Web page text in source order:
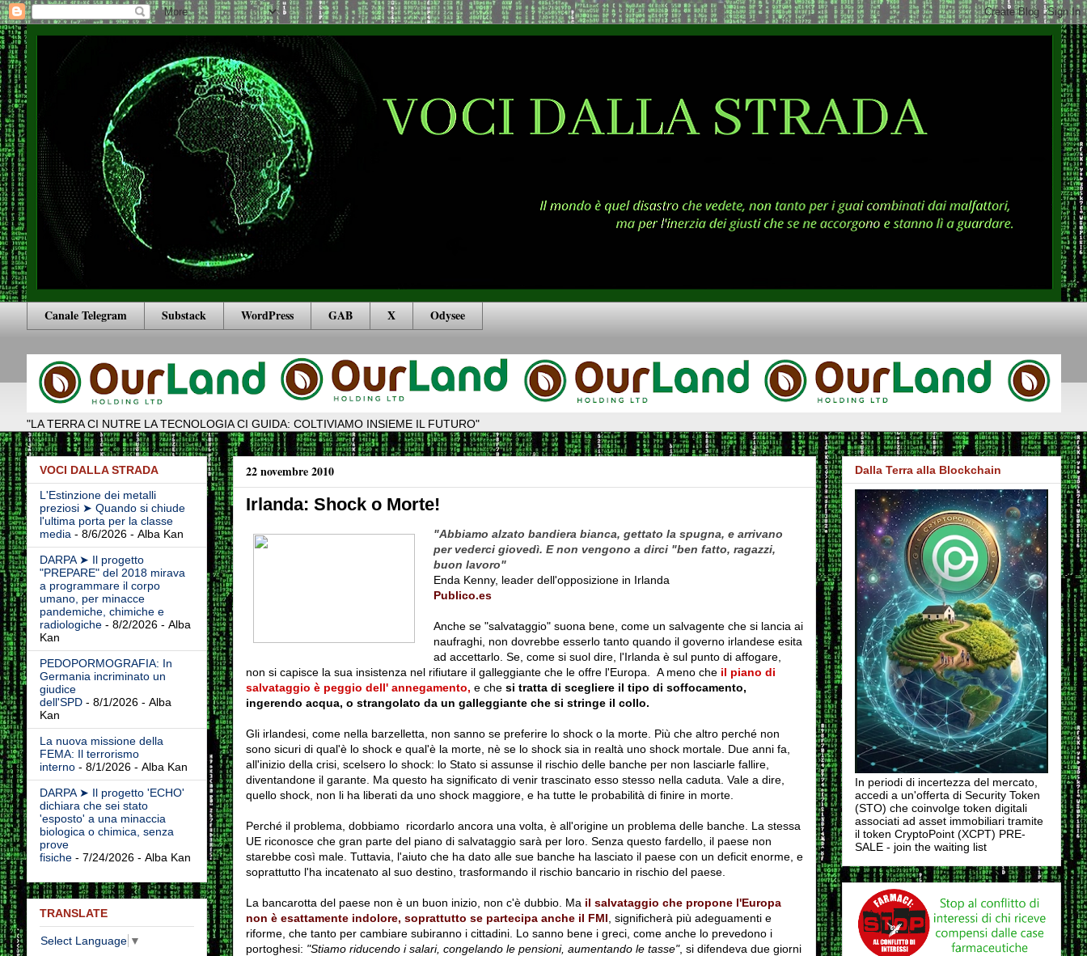
Canale Telegram Substack WordPress GAB X Odysee
"LA TERRA CI NUTRE LA TECNOLOGIA CI GUIDA: COLTIVIAMO INSIEME IL FUTURO"
22 novembre 2010
Irlanda: Shock o Morte!
"Abbiamo alzato bandiera bianca, gettato la spugna, e arrivano
per vederci giovedì. E non vengono a dirci "ben fatto, ragazzi,
buon lavoro"
Enda Kenny, leader dell'opposizione in Irlanda
Publico.es
Anche se "salvataggio" suona bene, come un salvagente che si lancia ai
naufraghi, non dovrebbe esserlo tanto quando il governo irlandese esita
ad accettarlo. Se, come si suol dire, l'Irlanda è sul punto di affogare,
non si capisce la sua insistenza nel rifiutare il galleggiante che le offre l'Europa. A meno cheil piano di
salvataggio è peggio dell' annegamento, e che si tratta di scegliere il tipo di soffocamento,
ingerendo acqua, o strangolato da un galleggiante che si stringe il collo.
Gli irlandesi, come nella barzelletta, non sanno se preferire lo shock o la morte. Più che altro perché non
sono sicuri di qual'è lo shock e qual'è la morte, nè se lo shock sia in realtà uno shock mortale. Due anni fa,
all'inizio della crisi, scelsero lo shock: lo Stato si assunse il rischio delle banche per non lasciarle fallire,
diventandone il garante. Ma questo ha significato di venir trascinato esso stesso nella caduta. Vale a dire,
quello shock, non li ha liberati da uno shock maggiore, e ha tutte le probabilità di finire in morte.
Perché il problema, dobbiamo ricordarlo ancora una volta, è all'origine un problema delle banche. La stessa
UE riconosce che gran parte del piano di salvataggio sarà per loro. Senza questo fardello, il paese non
starebbe così male. Tuttavia, l'aiuto che ha dato alle sue banche ha lasciato il paese con un deficit enorme, e
soprattutto l'ha incatenato al suo destino, trasformando il rischio bancario in rischio del paese.
La bancarotta del paese non è un buon inizio, non c'è dubbio. Ma il salvataggio che propone l'Europa
non è esattamente indolore, soprattutto se partecipa anche il FMI , significherà più adeguamenti e
riforme, che tanto per cambiare subiranno i cittadini. Lo sanno bene i greci, come anche lo prevedono i
portoghesi: "Stiamo riducendo i salari, congelando le pensioni, aumentando le tasse", si difendeva due giorni
VOCI DALLA STRADA
L'Estinzione dei metalli
preziosi ➤ Quando si chiude
l'ultima porta per la classe
media - 8/6/2026- Alba Kan
DARPA ➤ Il progetto
"PREPARE" del 2018 mirava
a programmare il corpo
umano, per minacce
pandemiche, chimiche e
radiologiche- 8/2/2026- Alba
Kan
PEDOPORMOGRAFIA: In
Germania incriminato un
giudice
dell'SPD- 8/1/2026- Alba
Kan
La nuova missione della
FEMA: Il terrorismo
interno- 8/1/2026- Alba Kan
DARPA ➤ Il progetto 'ECHO'
dichiara che sei stato
'esposto' a una minaccia
biologica o chimica, senza
prove
fisiche- 7/24/2026- Alba Kan
TRANSLATE
Select Language ▼
Dalla Terra alla Blockchain
In periodi di incertezza del mercato,
accedi a un'offerta di Security Token
(STO) che coinvolge token digitali
associati ad asset immobiliari tramite
il token CryptoPoint (XCPT) PRE-
SALE - join the waiting list